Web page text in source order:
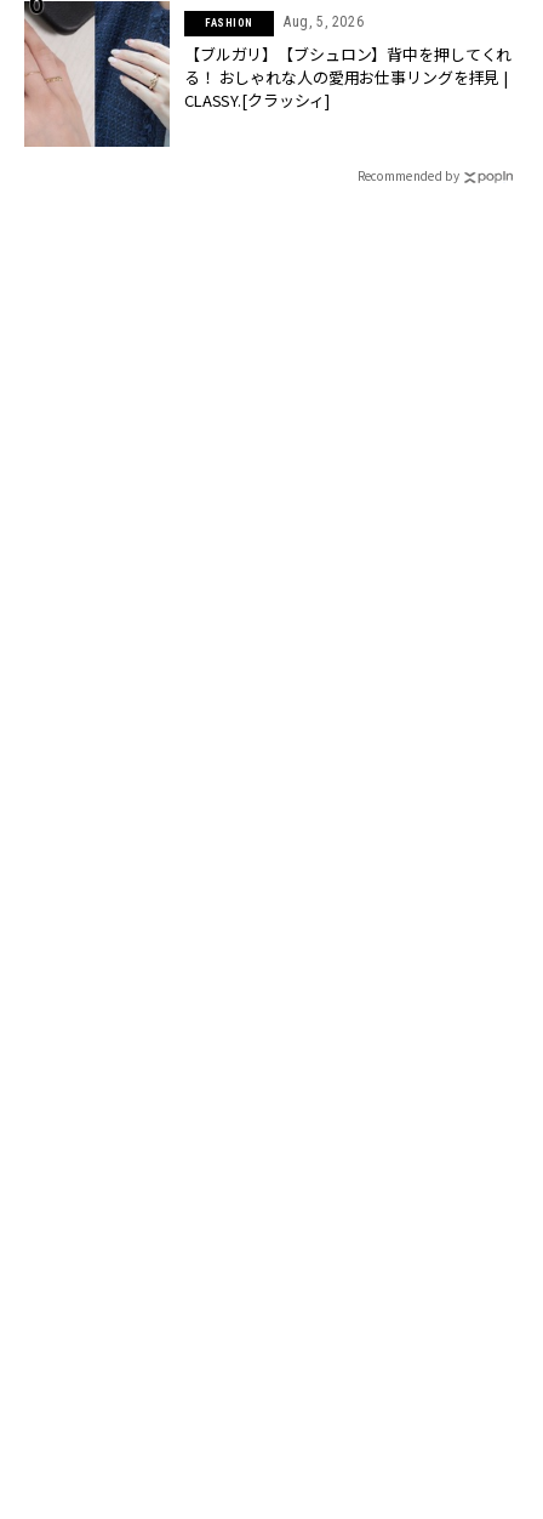
FASHION Aug, 5, 2026
【ブルガリ】【ブシュロン】背中を押してくれ
る！ おしゃれな人の愛用お仕事リングを拝見 |
CLASSY.[クラッシィ]
Recommended by